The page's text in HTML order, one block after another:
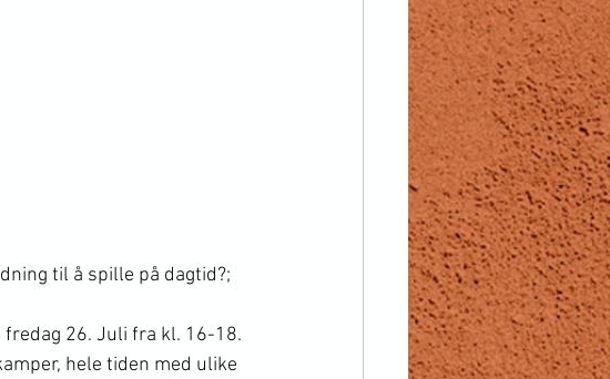
til å spille på dagtid?;
26. Juli fra kl. 16-18.
hele tiden med ulike